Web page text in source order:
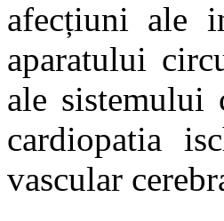
afecțiuni ale
aparatului
ale sistemului
cardiopatia
vascular